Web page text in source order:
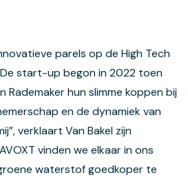
parels op de High Tech
De start-up begon in 2022 toen
Rademaker hun slimme koppen bij
en de dynamiek van
verklaart Van Bakel zijn
vinden we elkaar in ons
waterstof goedkoper te